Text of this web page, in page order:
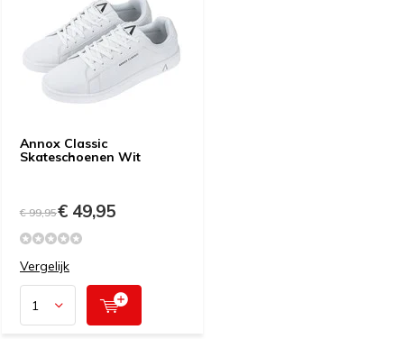
Annox Classic
Skateschoenen Wit
€ 99,95€ 49,95
Vergelijk